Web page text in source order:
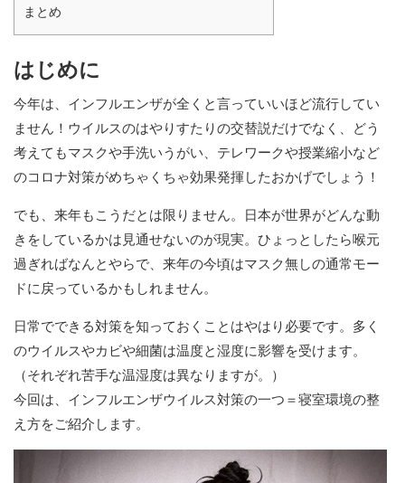
まとめ
はじめに
今年は、インフルエンザが全くと言っていいほど流行してい
ません！ウイルスのはやりすたりの交替説だけでなく、どう
考えてもマスクや手洗いうがい、テレワークや授業縮小など
のコロナ対策がめちゃくちゃ効果発揮したおかげでしょう！
でも、来年もこうだとは限りません。日本が世界がどんな動
きをしているかは見通せないのが現実。ひょっとしたら喉元
過ぎればなんとやらで、来年の今頃はマスク無しの通常モー
ドに戻っているかもしれません。
日常でできる対策を知っておくことはやはり必要です。多く
のウイルスやカビや細菌は温度と湿度に影響を受けます。
（それぞれ苦手な温湿度は異なりますが。）
今回は、インフルエンザウイルス対策の一つ＝寝室環境の整
え方をご紹介します。